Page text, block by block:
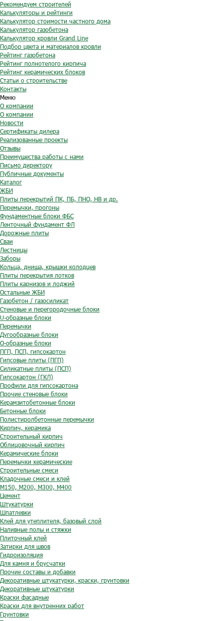
Рекомендуем строителей
Калькуляторы и рейтинги
Калькулятор стоимости частного дома
Калькулятор газобетона
Калькулятор кровли Grand Line
Подбор цвета и материалов кровли
Рейтинг газобетона
Рейтинг полнотелого кирпича
Рейтинг керамических блоков
Статьи о строительстве
Контакты
Меню
О компании
О компании
Новости
Сертификаты дилера
Реализованные проекты
Отзывы
Преимущества работы с нами
Письмо директору
Публичные документы
Каталог
ЖБИ
Плиты перекрытий ПК, ПБ, ПНО, НВ и др.
Перемычки, прогоны
Фундаментные блоки ФБС
Ленточный фундамент ФЛ
Дорожные плиты
Сваи
Лестницы
Заборы
Кольца, днища, крышки колодцев
Плиты перекрытия лотков
Плиты карнизов и лоджий
Остальные ЖБИ
Газобетон / газосиликат
Стеновые и перегородочные блоки
U-образные блоки
Перемычки
Дугообразные блоки
O-образные блоки
ПГП, ПСП, гипсокартон
Гипсовые плиты (ПГП)
Силикатные плиты (ПСП)
Гипсокартон (ГКЛ)
Профили для гипсокартона
Прочие стеновые блоки
Керамзитобетонные блоки
Бетонные блоки
Полистиролбетонные перемычки
Кирпич, керамика
Строительный кирпич
Облицовочный кирпич
Керамические блоки
Перемычки керамические
Строительные смеси
Кладочные смеси и клей
М150, М200, М300, М400
Цемент
Штукатурки
Шпатлевки
Клей для утеплителя, базовый слой
Наливные полы и стяжки
Плиточный клей
Затирки для швов
Гидроизоляция
Для камня и брусчатки
Прочие составы и добавки
Декоративные штукатурки, краски, грунтовки
Декоративные штукатурки
Краски фасадные
Краски для внутренних работ
Грунтовки